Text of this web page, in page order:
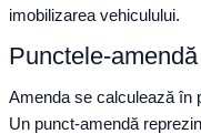
imobilizarea vehiculului.
Punctele-amendă
Amenda se calculează în
Un punct-amendă